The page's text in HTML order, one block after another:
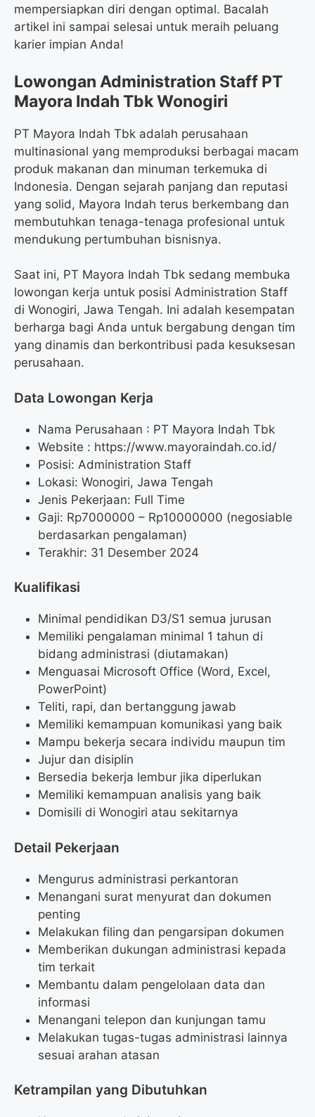
mempersiapkan diri dengan optimal. Bacalah
artikel ini sampai selesai untuk meraih peluang
karier impian Anda!
Lowongan Administration Staff PT
Mayora Indah Tbk Wonogiri
PT Mayora Indah Tbk adalah perusahaan
multinasional yang memproduksi berbagai macam
produk makanan dan minuman terkemuka di
Indonesia. Dengan sejarah panjang dan reputasi
yang solid, Mayora Indah terus berkembang dan
membutuhkan tenaga-tenaga profesional untuk
mendukung pertumbuhan bisnisnya.
Saat ini, PT Mayora Indah Tbk sedang membuka
lowongan kerja untuk posisi Administration Staff
di Wonogiri, Jawa Tengah. Ini adalah kesempatan
berharga bagi Anda untuk bergabung dengan tim
yang dinamis dan berkontribusi pada kesuksesan
perusahaan.
Data Lowongan Kerja
Nama Perusahaan : PT Mayora Indah Tbk
Website : https://www.mayoraindah.co.id/
Posisi: Administration Staff
Lokasi: Wonogiri, Jawa Tengah
Jenis Pekerjaan: Full Time
Gaji: Rp7000000 – Rp10000000 (negosiable
berdasarkan pengalaman)
Terakhir: 31 Desember 2024
Kualifikasi
Minimal pendidikan D3/S1 semua jurusan
Memiliki pengalaman minimal 1 tahun di
bidang administrasi (diutamakan)
Menguasai Microsoft Office (Word, Excel,
PowerPoint)
Teliti, rapi, dan bertanggung jawab
Memiliki kemampuan komunikasi yang baik
Mampu bekerja secara individu maupun tim
Jujur dan disiplin
Bersedia bekerja lembur jika diperlukan
Memiliki kemampuan analisis yang baik
Domisili di Wonogiri atau sekitarnya
Detail Pekerjaan
Mengurus administrasi perkantoran
Menangani surat menyurat dan dokumen
penting
Melakukan filing dan pengarsipan dokumen
Memberikan dukungan administrasi kepada
tim terkait
Membantu dalam pengelolaan data dan
informasi
Menangani telepon dan kunjungan tamu
Melakukan tugas-tugas administrasi lainnya
sesuai arahan atasan
Ketrampilan yang Dibutuhkan